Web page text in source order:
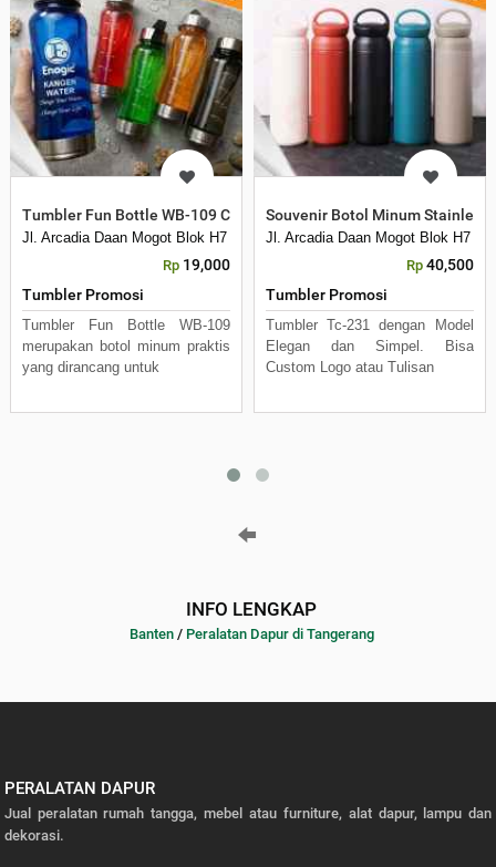
Tumbler Fun Bottle WB-109 Custom Logo Souvenir Botol Minum
Jl. Arcadia Daan Mogot Blok H7 No 16 Daan Mogot Km 21. Kecamatan
Rp 19,000
Tumbler Promosi
Tumbler Fun Bottle WB-109
merupakan botol minum praktis
yang dirancang untuk
Souvenir Botol Minum Stainless
Jl. Arcadia Daan Mogot Blok H7
Rp 40,500
Tumbler Promosi
Tumbler Tc-231 dengan Model
Elegan dan Simpel. Bisa
Custom Logo atau Tulisan
INFO LENGKAP
Banten/ Peralatan Dapur di Tangerang
PERALATAN DAPUR
Jual peralatan rumah tangga, mebel atau furniture, alat dapur, lampu dan
dekorasi.